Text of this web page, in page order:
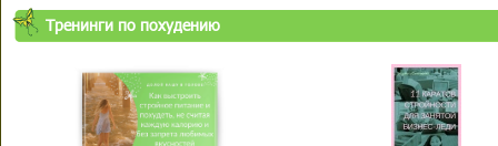
Тренинги по похудению